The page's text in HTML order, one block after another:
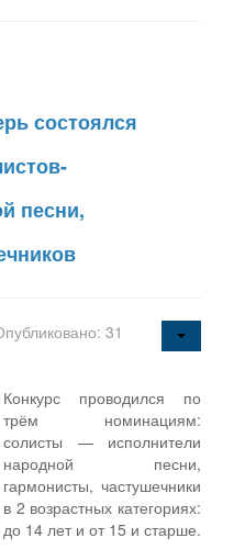
состоялся
песни,
31
Конкурс проводился по
трём номинациям:
солисты — исполнители
народной песни,
гармонисты, частушечники
в 2 возрастных категориях:
до 14 лет и от 15 и старше.